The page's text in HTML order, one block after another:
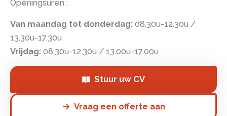
Openingsuren :
Van maandag tot donderdag: 08.30u-12.30u /
13.30u-17.30u
Vrijdag: 08.30u-12.30u / 13.00u-17.00u
Stuur uw CV
Vraag een offerte aan